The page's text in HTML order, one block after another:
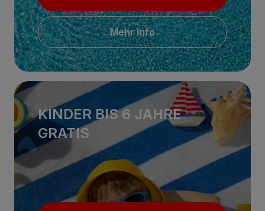
Mehr Info
KINDER BIS 6 JAHRE
GRATIS